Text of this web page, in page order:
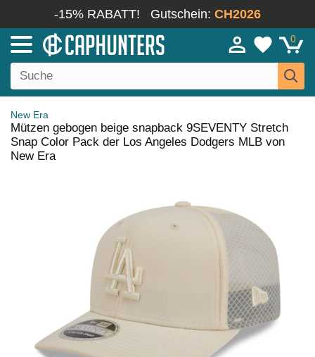
-15% RABATT! Gutschein: CH2026
0
New Era
Mützen gebogen beige snapback 9SEVENTY Stretch
Snap Color Pack der Los Angeles Dodgers MLB von
New Era